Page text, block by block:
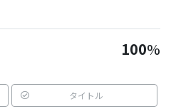
100%
タイトル